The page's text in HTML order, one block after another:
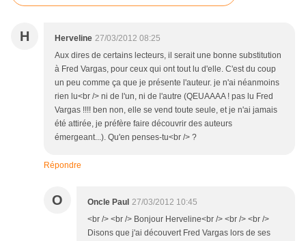
H Herveline 27/03/2012 08:25
Aux dires de certains lecteurs, il serait une bonne substitution
à Fred Vargas, pour ceux qui ont tout lu d'elle. C'est du coup
un peu comme ça que je présente l'auteur. je n'ai néanmoins
rien lu<br /> ni de l'un, ni de l'autre (QEUAAAA ! pas lu Fred
Vargas !!!! ben non, elle se vend toute seule, et je n'ai jamais
été attirée, je préfère faire découvrir des auteurs
émergeant...). Qu'en penses-tu<br /> ?
Répondre
O Oncle Paul 27/03/2012 10:45
<br /> <br /> Bonjour Herveline<br /> <br /> <br />
Disons que j'ai découvert Fred Vargas lors de ses